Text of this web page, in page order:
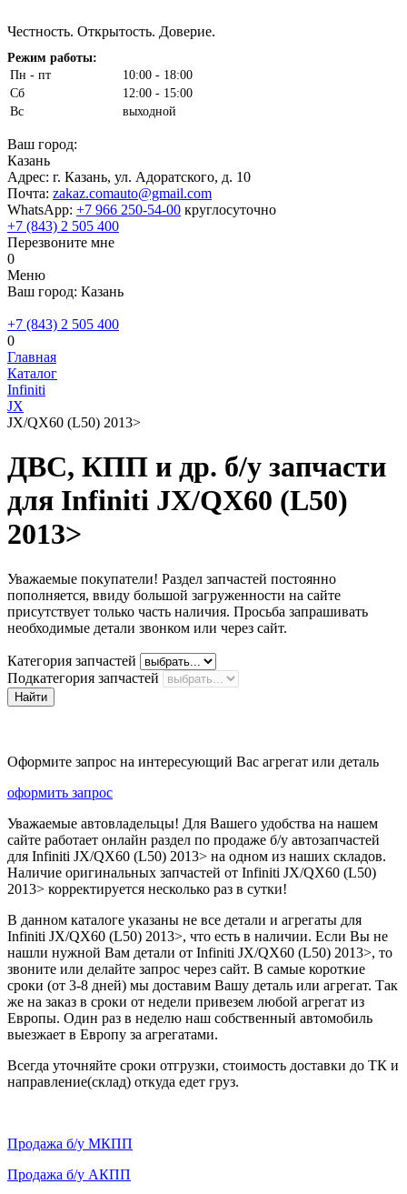
Честность. Открытость. Доверие.
Режим работы:
Пн - пт
10:00 - 18:00
Сб
12:00 - 15:00
Вс
выходной
Ваш город:
Казань
Адрес: г. Казань, ул. Адоратского, д. 10
Почта: zakaz.comauto@gmail.com
WhatsApp: +7 966 250-54-00 круглосуточно
+7 (843) 2 505 400
Перезвоните мне
0
Меню
Ваш город: Казань
+7 (843) 2 505 400
0
Главная
Каталог
Infiniti
JX
JX/QX60 (L50) 2013>
ДВС, КПП и др. б/у запчасти
для Infiniti JX/QX60 (L50)
2013>
Уважаемые покупатели! Раздел запчастей постоянно
пополняется, ввиду большой загруженности на сайте
присутствует только часть наличия. Просьба запрашивать
необходимые детали звонком или через сайт.
Категория запчастей
Подкатегория запчастей
Оформите запрос на интересующий Вас агрегат или деталь
оформить запрос
Уважаемые автовладельцы! Для Вашего удобства на нашем
сайте работает онлайн раздел по продаже б/у автозапчастей
для Infiniti JX/QX60 (L50) 2013> на одном из наших складов.
Наличие оригинальных запчастей от Infiniti JX/QX60 (L50)
2013> корректируется несколько раз в сутки!
В данном каталоге указаны не все детали и агрегаты для
Infiniti JX/QX60 (L50) 2013>, что есть в наличии. Если Вы не
нашли нужной Вам детали от Infiniti JX/QX60 (L50) 2013>, то
звоните или делайте запрос через сайт. В самые короткие
сроки (от 3-8 дней) мы доставим Вашу деталь или агрегат. Так
же на заказ в сроки от недели привезем любой агрегат из
Европы. Один раз в неделю наш собственный автомобиль
выезжает в Европу за агрегатами.
Всегда уточняйте сроки отгрузки, стоимость доставки до ТК и
направление(склад) откуда едет груз.
Продажа б/у МКПП
Продажа б/у АКПП